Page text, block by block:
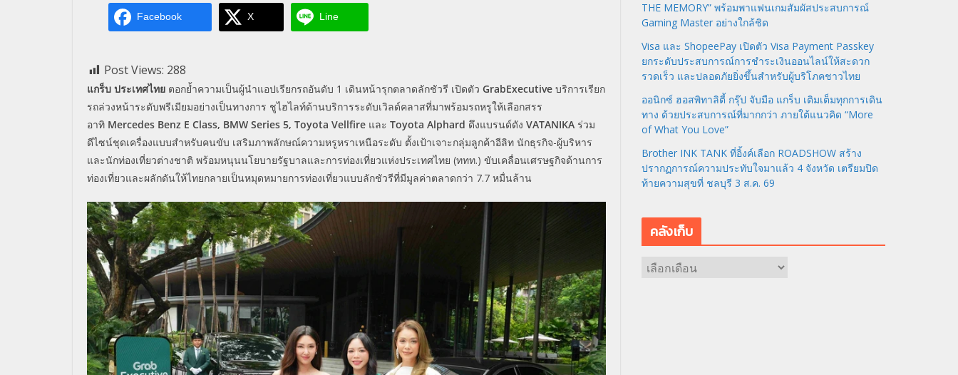
Facebook X Line
Post Views: 288
แกร็บ ประเทศไทย ตอกย้ำความเป็นผู้นำแอปเรียกรถอันดับ 1 เดินหน้ารุกตลาดลักชัวรี เปิดตัว GrabExecutive บริการเรียก
รถล่วงหน้าระดับพรีเมียมอย่างเป็นทางการ ชูไฮไลท์ด้านบริการระดับเวิลด์คลาสที่มาพร้อมรถหรูให้เลือกสรร
อาทิ Mercedes Benz E Class, BMW Series 5, Toyota Vellfire และ Toyota Alphard ดึงแบรนด์ดัง VATANIKA ร่วม
ดีไซน์ชุดเครื่องแบบสำหรับคนขับ เสริมภาพลักษณ์ความหรูหราเหนือระดับ ตั้งเป้าเจาะกลุ่มลูกค้าอีลิท นักธุรกิจ-ผู้บริหาร
และนักท่องเที่ยวต่างชาติ พร้อมหนุนนโยบายรัฐบาลและการท่องเที่ยวแห่งประเทศไทย (ททท.) ขับเคลื่อนเศรษฐกิจด้านการ
ท่องเที่ยวและผลักดันให้ไทยกลายเป็นหมุดหมายการท่องเที่ยวแบบลักชัวรีที่มีมูลค่าตลาดกว่า 7.7 หมื่นล้าน
THE MEMORY” พร้อมพาแฟนเกมสัมผัสประสบการณ์
Gaming Master อย่างใกล้ชิด
Visa และ ShopeePay เปิดตัว Visa Payment Passkey
ยกระดับประสบการณ์การชำระเงินออนไลน์ให้สะดวก
รวดเร็ว และปลอดภัยยิ่งขึ้นสำหรับผู้บริโภคชาวไทย
ออนิกซ์ ฮอสพิทาลิตี้ กรุ๊ป จับมือ แกร็บ เติมเต็มทุกการเดิน
ทาง ด้วยประสบการณ์ที่มากกว่า ภายใต้แนวคิด “More
of What You Love”
Brother INK TANK ที่อิ้งค์เลือก ROADSHOW สร้าง
ปรากฏการณ์ความประทับใจมาแล้ว 4 จังหวัด เตรียมปิด
ท้ายความสุขที่ ชลบุรี 3 ส.ค. 69
คลังเก็บ